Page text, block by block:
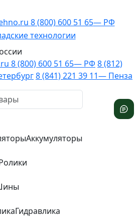
8 (800) 600 51 65— РФ
8 (800) 600 51 65— РФ 8 (812)
8 (841) 221 39 11— Пенза
Аккумуляторы
Гидравлика